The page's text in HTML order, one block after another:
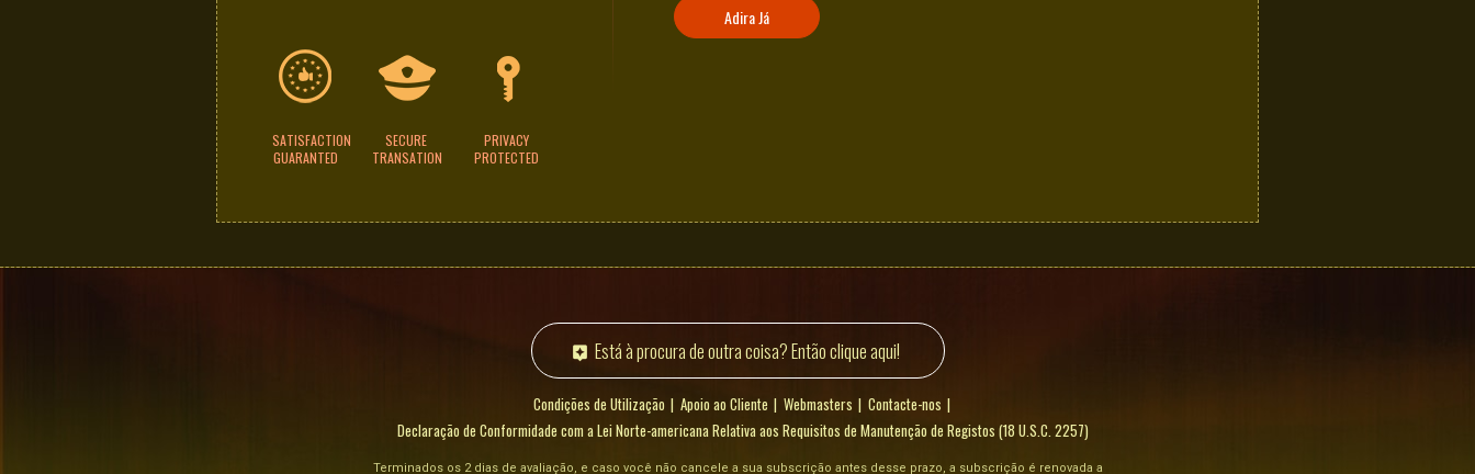
Adira Já
SATISFACTION
GUARANTED
SECURE
TRANSATION
PRIVACY
PROTECTED
Está à procura de outra coisa? Então clique aqui!
Condições de Utilização Apoio ao Cliente Webmasters
Contacte-nos
Declaração de Conformidade com a Lei Norte-americana Relativa aos Requisitos de Manutenção de Registos (18 U.S.C. 2257)
Terminados os 2 dias de avaliação, e caso você não cancele a sua subscrição antes desse prazo, a subscrição é renovada a